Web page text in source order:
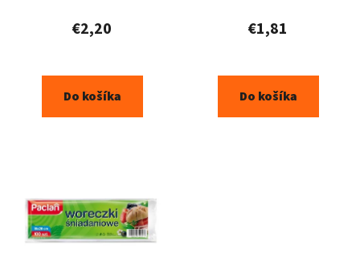
€2,20
Do košíka
€1,81
Do košíka